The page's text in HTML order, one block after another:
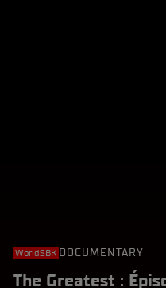
WorldSBK DOCUMENTARY
The Greatest :